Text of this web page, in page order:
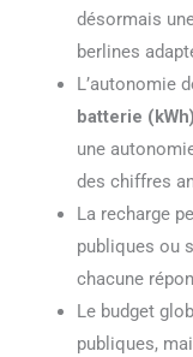
désormais
berlines
L’autonomie
batterie (kWh)
une
des chiffres
La recharge peut se faire à domicile, sur bornes
publiques ou
chacune
Le budget global inclut le prix d’achat, les aides
publiques,